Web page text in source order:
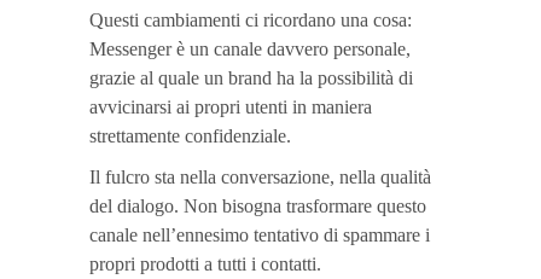
Questi cambiamenti ci ricordano una cosa:
Messenger è un canale davvero personale,
grazie al quale un brand ha la possibilità di
avvicinarsi ai propri utenti in maniera
strettamente confidenziale.
Il fulcro sta nella conversazione, nella qualità
del dialogo. Non bisogna trasformare questo
canale nell’ennesimo tentativo di spammare i
propri prodotti a tutti i contatti.